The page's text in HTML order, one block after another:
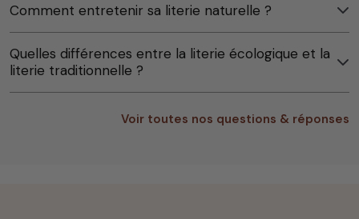
Comment entretenir sa literie naturelle ?
Quelles différences entre la literie écologique et la
literie traditionnelle ?
Voir toutes nos questions & réponses